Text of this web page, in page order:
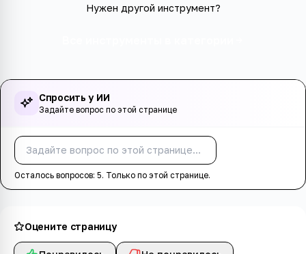
Нужен другой инструмент?
Спросить у ИИ
Задайте вопрос по этой странице
Осталось вопросов: 5. Только по этой странице.
Оцените страницу